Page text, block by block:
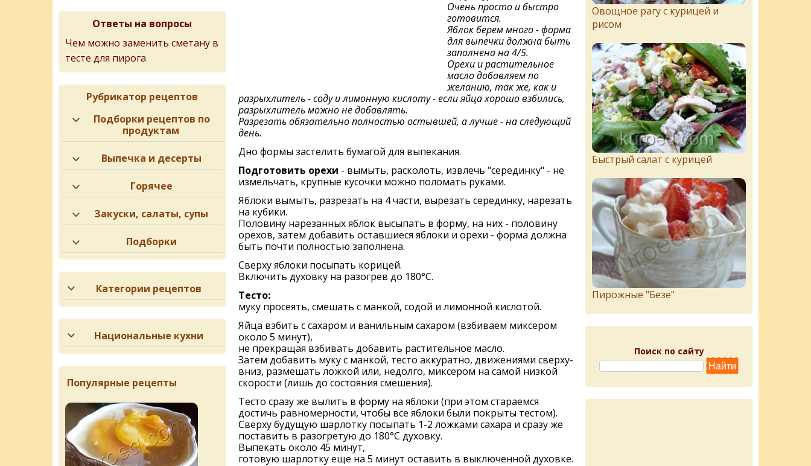
Очень просто и быстро
готовится.
Яблок берем много - форма
для выпечки должна быть
заполнена на 4/5.
Орехи и растительное
масло добавляем по
желанию, так же, как и
разрыхлитель - соду и лимонную кислоту - если яйца хорошо взбились,
разрыхлитель можно не добавлять.
Разрезать обязательно полностью остывшей, а лучше - на следующий
день.
Дно формы застелить бумагой для выпекания.
Подготовить орехи - вымыть, расколоть, извлечь "серединку" - не
измельчать, крупные кусочки можно поломать руками.
Яблоки вымыть, разрезать на 4 части, вырезать серединку, нарезать
на кубики.
Половину нарезанных яблок высыпать в форму, на них - половину
орехов, затем добавить оставшиеся яблоки и орехи - форма должна
быть почти полностью заполнена.
Сверху яблоки посыпать корицей.
Включить духовку на разогрев до 180°С.
Тесто:
муку просеять, смешать с манкой, содой и лимонной кислотой.
Яйца взбить с сахаром и ванильным сахаром (взбиваем миксером
около 5 минут),
не прекращая взбивать добавить растительное масло.
Затем добавить муку с манкой, тесто аккуратно, движениями сверху-
вниз, размешать ложкой или, недолго, миксером на самой низкой
скорости (лишь до состояния смешения).
Тесто сразу же вылить в форму на яблоки (при этом стараемся
достичь равномерности, чтобы все яблоки были покрыты тестом).
Сверху будущую шарлотку посыпать 1-2 ложками сахара и сразу же
поставить в разогретую до 180°С духовку.
Выпекать около 45 минут,
готовую шарлотку еще на 5 минут оставить в выключенной духовке.
Ответы на вопросы
Чем можно заменить сметану в
тесте для пирога
Рубрикатор рецептов
Подборки рецептов по
продуктам
Выпечка и десерты
Горячее
Закуски, салаты, супы
Подборки
Категории рецептов
Национальные кухни
Популярные рецепты
Овощное рагу с курицей и
рисом
Быстрый салат с курицей
Пирожныe "Бeзe"
Поиск по сайту